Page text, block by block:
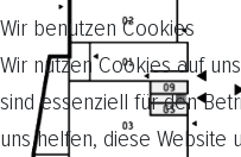
Wir benutzen Cookies
Wir nutzen Cookies auf
sind essenziell für den
uns helfen, diese Website